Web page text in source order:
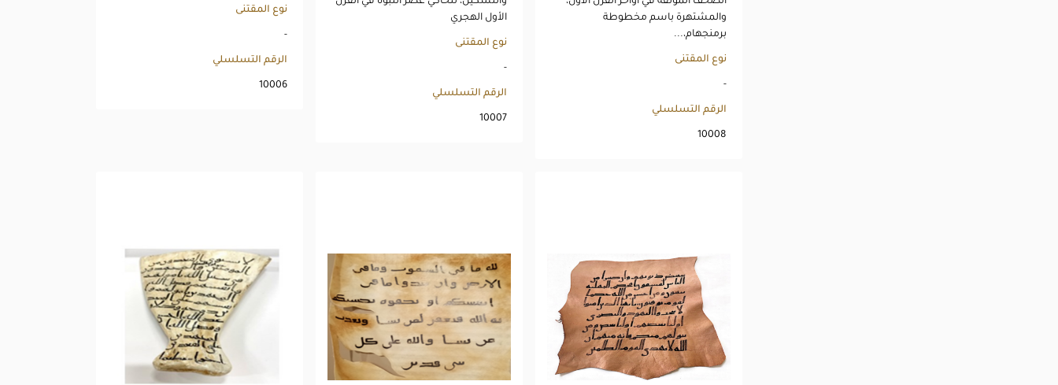
والمشتهرة باسم مخطوطة
برمنجهام،...
نوع المقتنى
-
الرقم التسلسلي
10008
الأول الهجري
نوع المقتنى
-
الرقم التسلسلي
10007
نوع المقتنى
-
الرقم التسلسلي
10006